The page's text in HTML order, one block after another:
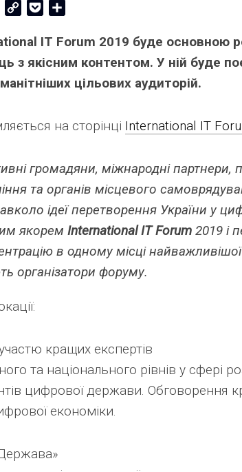
TwitterCopy
Pocket
IT Forum 2019 буде основною
з якісним контентом. У ній буде
цільових аудиторій.
на сторінці International IT
громадяни, міжнародні партнери,
та органів місцевого
ідеї перетворення України у
якорем International IT Forum 2019 і
в одному місці найважливішої
організатори форуму.
кращих експертів
та національного рівнів у сфері
цифрової держави. Обговорення
економіки.